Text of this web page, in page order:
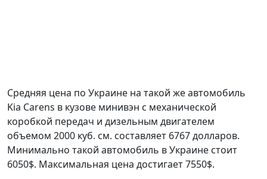
Средняя цена по Украине на такой же автомобиль
Kia Carens в кузове минивэн c механической
коробкой передач и дизельным двигателем
объемом 2000 куб. см. составляет 6767 долларов.
Минимально такой автомобиль в Украине стоит
6050$. Максимальная цена достигает 7550$.